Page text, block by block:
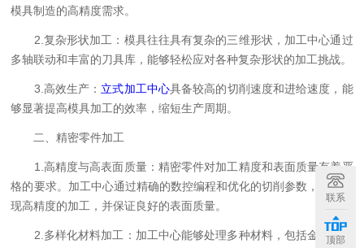
模具制造的高精度需求。
2.复杂形状加工：模具往往具有复杂的三维形状，加工中心通过
多轴联动和丰富的刀具库，能够轻松应对各种复杂形状的加工挑战。
3.高效生产： 立式加工中心具备较高的切削速度和进给速度，能
够显著提高模具加工的效率，缩短生产周期。
二、精密零件加工
1.高精度与高表面质量：精密零件对加工精度和表面质量有着严
格的要求。加工中心通过精确的数控编程和优化的切削参数，能够实
现高精度的加工，并保证良好的表面质量。
2.多样化材料加工：加工中心能够处理多种材料，包括金属、塑
联系
顶部